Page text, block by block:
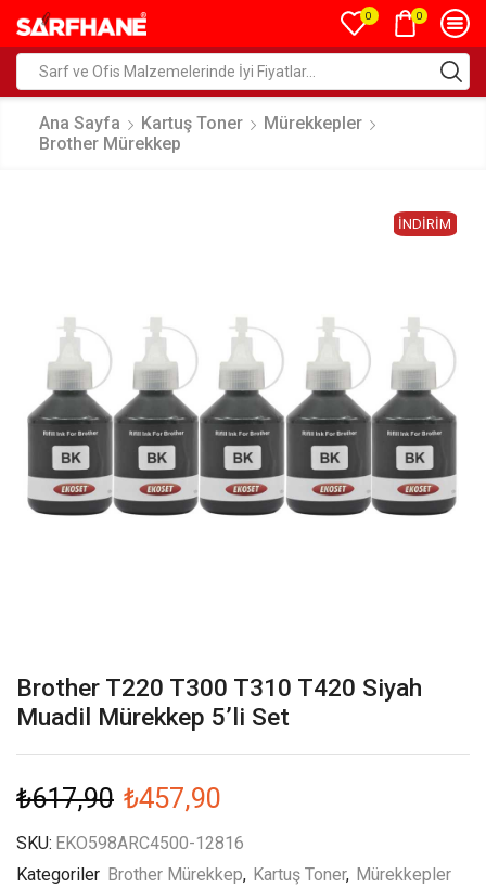
0 0
Ana Sayfa Kartuş Toner
Mürekkepler
Brother Mürekkep
İNDIRIM
Brother T220 T300 T310 T420 Siyah
Muadil Mürekkep 5’li Set
₺617,90 ₺457,90
SKU: EKO598ARC4500-12816
Kategoriler Brother Mürekkep, Kartuş Toner, Mürekkepler